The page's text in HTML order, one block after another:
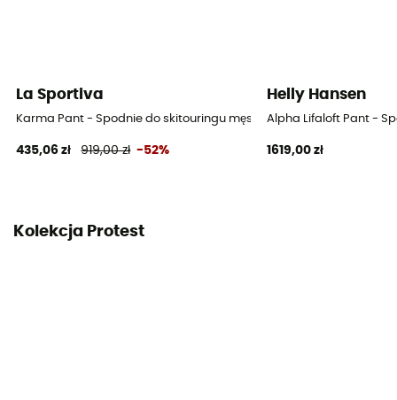
La Sportiva
Karma Pant - Spodnie do skitouringu męskie
435,06 zł 919,00 zł -52%
Helly Hansen
Alpha Lifaloft Pant -
1619,00 zł
Kolekcja Protest